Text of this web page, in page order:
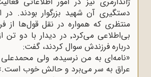
دستگیری آن شهید بزرگوار بودند. در
منتظری که همواره در نقل قول‌ها از
بی‌اطلاعی می‌کرد٬ در دیدار
درباره فرزندش سوال کردند، گفت:
»نامه‌ای به من نرسیده، ولی
عراق به سر می‌برد و حالش خوب